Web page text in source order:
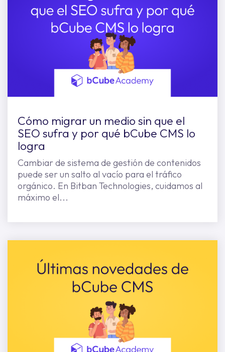
Cómo migrar un medio sin que el
SEO sufra y por qué bCube CMS lo
logra
Cambiar de sistema de gestión de contenidos
puede ser un salto al vacío para el tráfico
orgánico. En Bitban Technologies, cuidamos al
máximo el...